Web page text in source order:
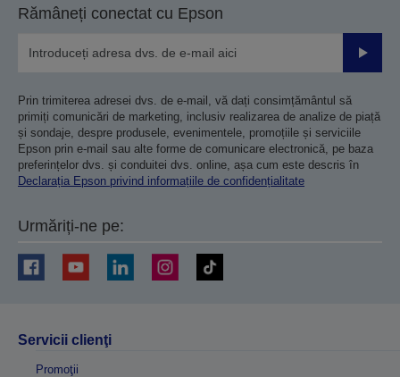
Rămâneți conectat cu Epson
Prin trimiterea adresei dvs. de e-mail, vă dați consimțământul să
primiți comunicări de marketing, inclusiv realizarea de analize de piață
și sondaje, despre produsele, evenimentele, promoțiile și serviciile
Epson prin e-mail sau alte forme de comunicare electronică, pe baza
preferințelor dvs. și conduitei dvs. online, așa cum este descris în
Declarația Epson privind informațiile de confidențialitate
Urmăriți-ne pe:
Servicii clienţi
Promoţii